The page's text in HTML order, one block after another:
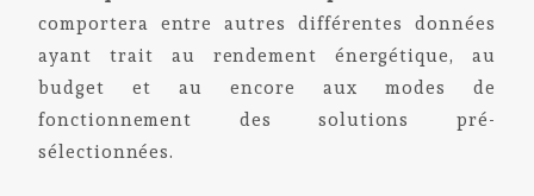
comportera entre autres différentes données
ayant trait au rendement énergétique, au
budget et au encore aux modes de
fonctionnement des solutions pré-
sélectionnées.